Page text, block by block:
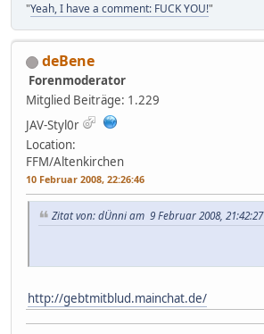
"Yeah, I have a comment: FUCK YOU!"
deBene
Forenmoderator
Mitglied Beiträge: 1.229
JAV-Styl0r
Location:
FFM/Altenkirchen
10 Februar 2008, 22:26:46
Zitat von: dÜnni am 9 Februar 2008, 21:42:27
http://gebtmitblud.mainchat.de/